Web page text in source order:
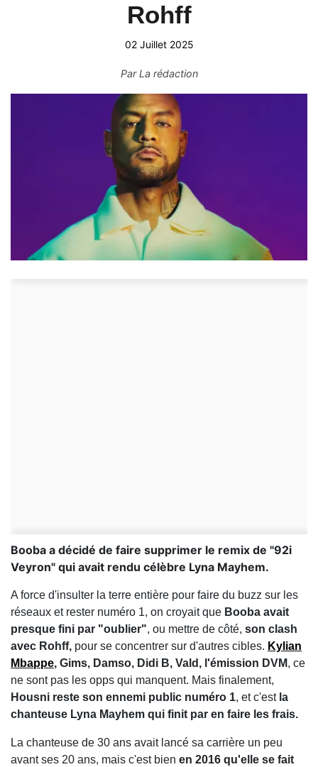
Rohff
02 Juillet 2025
ParLa rédaction
Booba a décidé de faire supprimer le remix de "92i
Veyron" qui avait rendu célèbre Lyna Mayhem.
A force d'insulter la terre entière pour faire du buzz sur les
réseaux et rester numéro 1, on croyait que Booba avait
presque fini par "oublier", ou mettre de côté, son clash
avec Rohff, pour se concentrer sur d'autres cibles. Kylian
Mbappe, Gims, Damso, Didi B, Vald, l'émission DVM, ce
ne sont pas les opps qui manquent. Mais finalement,
Housni reste son ennemi public numéro 1, et c'estla
chanteuse Lyna Mayhem qui finit par en faire les frais.
La chanteuse de 30 ans avait lancé sa carrière un peu
avant ses 20 ans, mais c'est bien en 2016 qu'elle se fait